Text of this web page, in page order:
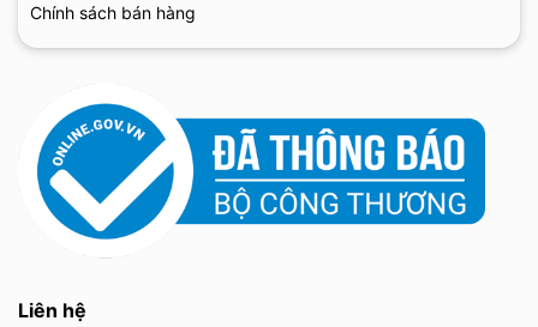
Chính sách bán hàng
Liên hệ